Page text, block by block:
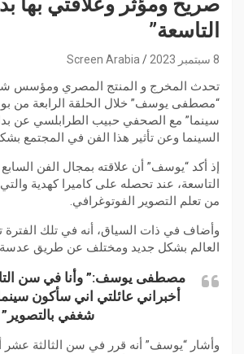
التاسعة”
8 سبتمبر 2023 Screen Arabia
تحدث المخرج و المنتج المصري ومؤسس
“مصطفى يوسف” خلال الحلقة الرابعة من
سينما” مع الصحفي حبيب الطرابلسي عن
السينما وعن تأثير هذا الفن في المجتمع
إذ أكد “يوسف” أن علاقته بمجال الفن
التاسعة، عند تحصله على كاميرا كهدية
من تعلم التصوير الفوتوغرافي.
وأضاف في ذات السياق، أنه في تلك
العالم بشكل جديد ومختلف عن طريق عدسة
مصطفى يوسف:” وأنا في سن
أخبراني عائلتي اني سأكون
شغفي بالتصوير”
وأشار “يوسف” أنه قرر في سن الثالثة